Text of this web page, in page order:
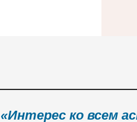
«Интерес ко всем